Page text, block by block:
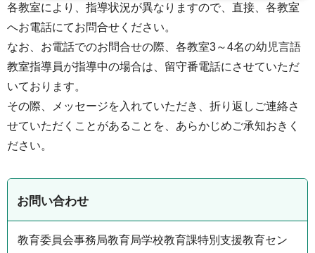
各教室により、指導状況が異なりますので、直接、各教室
へお電話にてお問合せください。
なお、お電話でのお問合せの際、各教室3～4名の幼児言語
教室指導員が指導中の場合は、留守番電話にさせていただ
いております。
その際、メッセージを入れていただき、折り返しご連絡さ
せていただくことがあることを、あらかじめご承知おきく
ださい。
お問い合わせ
教育委員会事務局教育局学校教育課特別支援教育セン